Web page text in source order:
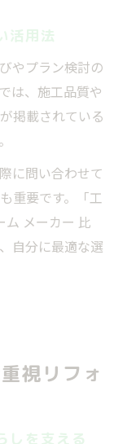
活用法
やプラン検討の
は、施工品質や
掲載されている
に問い合わせて
重要です。「工
ム メーカー 比
自分に最適な選
視リフォ
しを支える